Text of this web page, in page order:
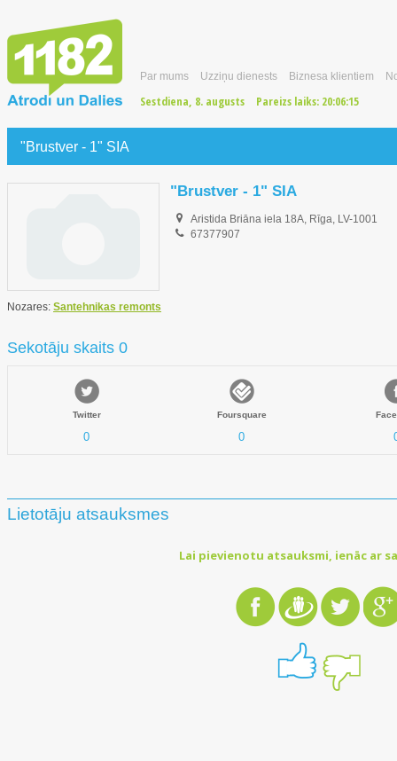
Par mums Uzziņu dienests Biznesa klientiem
Sestdiena, 8. augusts Pareizs laiks: 20:06:16
"Brustver - 1" SIA
"Brustver - 1" SIA
Aristida Briāna iela 18A, Rīga, LV-1001
67377907
Nozares: Santehnikas remonts
Sekotāju skaits 0
Twitter
0
Foursquare
0
Lietotāju atsauksmes
Lai pievienotu atsauksmi, ienāc ar